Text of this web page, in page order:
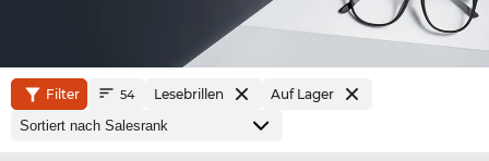
Filter 54 Lesebrillen Auf Lager